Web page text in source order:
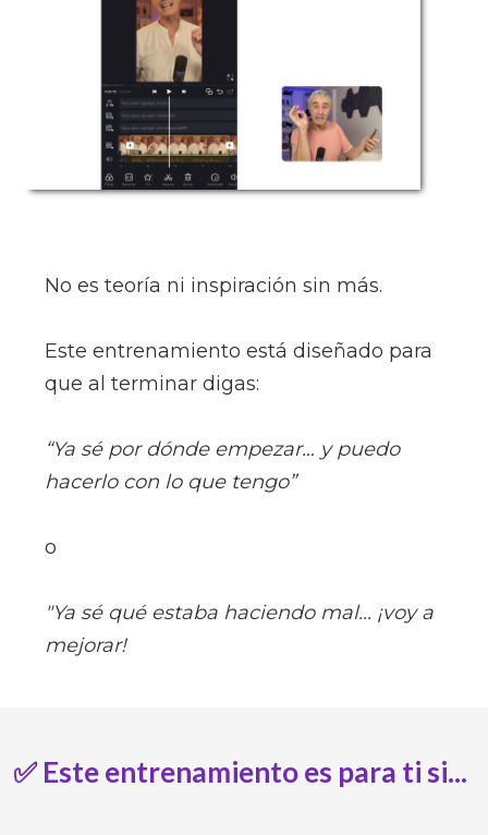
No es teoría ni inspiración sin más.
Este entrenamiento está diseñado para
que al terminar digas:
“Ya sé por dónde empezar… y puedo
hacerlo con lo que tengo”
o
"Ya sé qué estaba haciendo mal... ¡voy a
mejorar!
✅ Este entrenamiento es para ti si...